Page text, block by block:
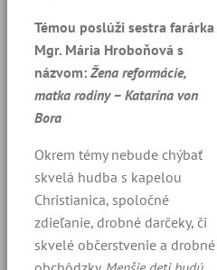
Témou poslúži sestra farárka
Mgr. Mária Hroboňová s
názvom: Žena reformácie,
matka rodiny – Katarína von
Bora
Okrem témy nebude chýbať
skvelá hudba s kapelou
Christianica, spoločné
zdieľanie, drobné darčeky, či
skvelé občerstvenie a drobné